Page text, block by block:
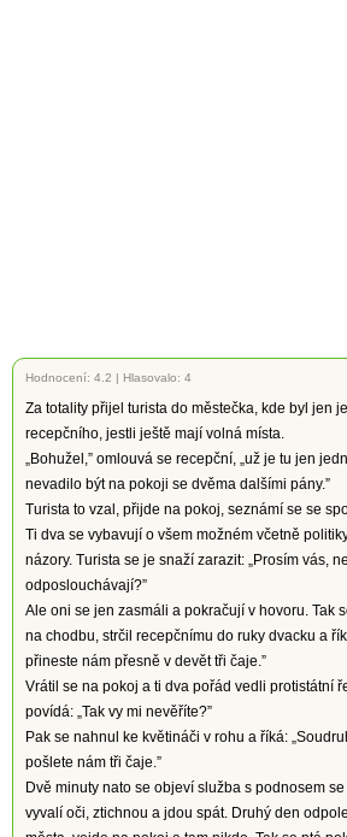
Hodnocení: 4.2 | Hlasovalo: 4
Za totality přijel turista do městečka, kde byl jen
recepčního, jestli ještě mají volná místa.
„Bohužel,” omlouvá se recepční, „už je tu jen
nevadilo být na pokoji se dvěma dalšími pány.”
Turista to vzal, přijde na pokoj, seznámí se se
Ti dva se vybavují o všem možném včetně
názory. Turista se je snaží zarazit: „Prosím vás,
odposlouchávají?”
Ale oni se jen zasmáli a pokračují v hovoru. Tak
na chodbu, strčil recepčnímu do ruky dvacku a
přineste nám přesně v devět tři čaje.”
Vrátil se na pokoj a ti dva pořád vedli protistátní
povídá: „Tak vy mi nevěříte?”
Pak se nahnul ke květináči v rohu a říká:
pošlete nám tři čaje.”
Dvě minuty nato se objeví služba s podnosem
vyvalí oči, ztichnou a jdou spát. Druhý den